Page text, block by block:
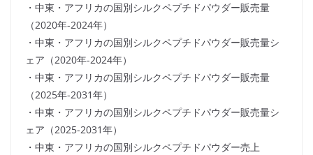
・中東・アフリカの国別シルクペプチドパウダー販売量
（2020年-2024年）
・中東・アフリカの国別シルクペプチドパウダー販売量シ
ェア（2020年-2024年）
・中東・アフリカの国別シルクペプチドパウダー販売量
（2025年-2031年）
・中東・アフリカの国別シルクペプチドパウダー販売量シ
ェア（2025-2031年）
・中東・アフリカの国別シルクペプチドパウダー売上